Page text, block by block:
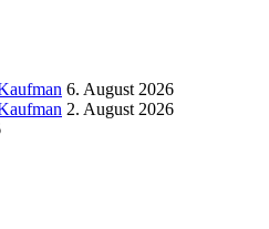
6. August 2026
2. August 2026